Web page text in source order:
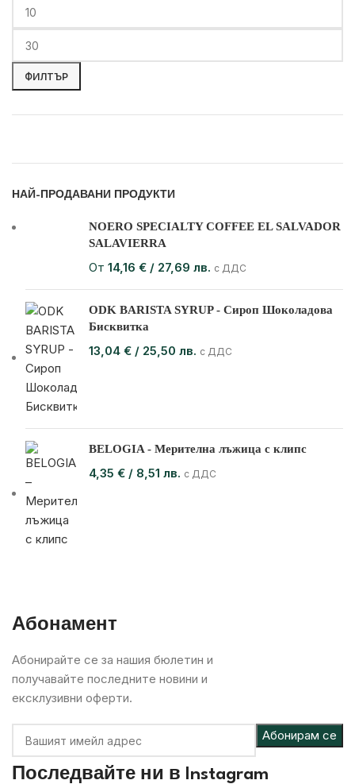
ФИЛТЪР
НАЙ-ПРОДАВАНИ ПРОДУКТИ
NOERO SPECIALTY COFFEE EL SALVADOR
SALAVIERRA
От 14,16 € / 27,69 лв. с ДДС
ODK BARISTA SYRUP - Сироп Шоколадова
Бисквитка
13,04 € / 25,50 лв. с ДДС
BELOGIA - Мерителна лъжица с клипс
4,35 € / 8,51 лв. с ДДС
Абонамент
Абонирайте се за нашия бюлетин и
получавайте последните новини и
ексклузивни оферти.
Последвайте ни в
Instagram